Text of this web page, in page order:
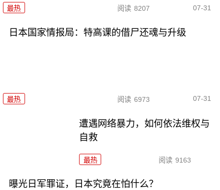
最热 阅读 8207 07-31
日本国家情报局：特高课的借尸还魂与升级
最热 阅读 6973 07-31
遭遇网络暴力，如何依法维权与
自救
最热 阅读 9163
曝光日军罪证，日本究竟在怕什么？